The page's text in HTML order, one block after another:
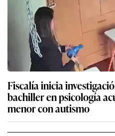
Fiscalía inicia
bachiller en psicología
menor con autismo